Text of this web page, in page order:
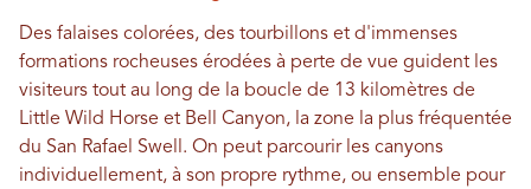
Des falaises colorées, des tourbillons et d'immenses
formations rocheuses érodées à perte de vue guident les
visiteurs tout au long de la boucle de 13 kilomètres de
Little Wild Horse et Bell Canyon, la zone la plus fréquentée
du San Rafael Swell. On peut parcourir les canyons
individuellement, à son propre rythme, ou ensemble pour